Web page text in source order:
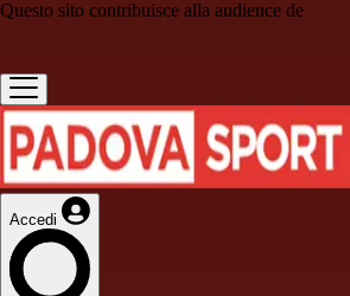
Questo sito contribuisce alla audience de
Accedi